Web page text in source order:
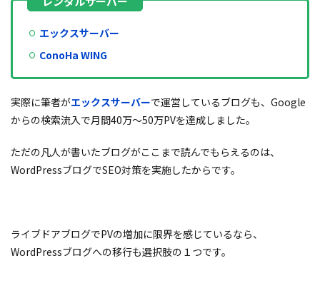
エックスサーバー
ConoHa WING
実際に筆者がエックスサーバーで運営しているブログも、Google
からの検索流入で月間40万〜50万PVを達成しました。
ただの凡人が書いたブログがここまで読んでもらえるのは、
WordPressブログでSEO対策を実施したからです。
ライブドアブログでPVの増加に限界を感じているなら、
WordPressブログへの移行も選択肢の１つです。